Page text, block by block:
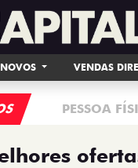
NOVOS VENDAS
PESSOA